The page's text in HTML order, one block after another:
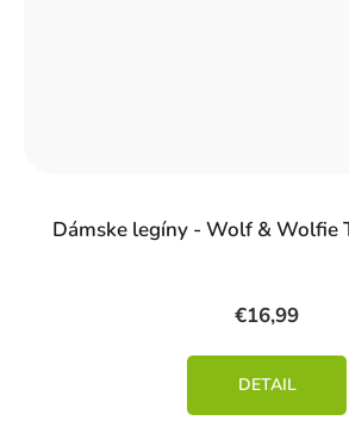
Dámske legíny - Wolf & Wolfie
€16,99
DETAIL